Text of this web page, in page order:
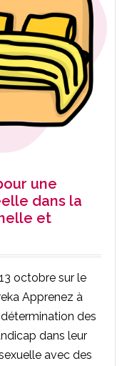
une
dans la
et
octobre sur le
Apprenez à
des
dans leur
avec des